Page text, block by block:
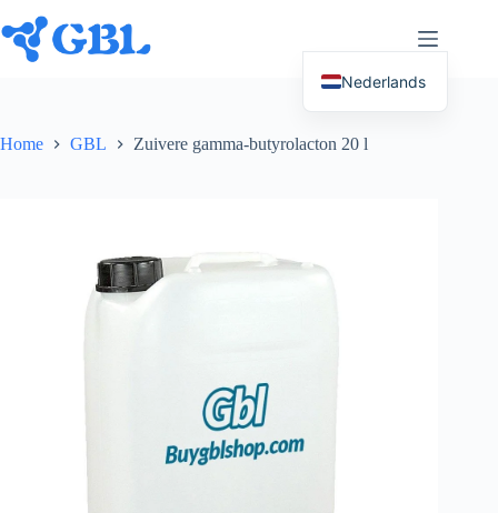
naar
inhoud
Home GBL Zuivere gamma-butyrolacton 20 l
Nederlands
Deutsch